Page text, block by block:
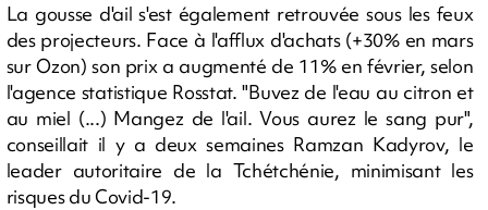
La gousse d'ail s'est également retrouvée sous les feux
des projecteurs. Face à l'afflux d'achats (+30% en mars
sur Ozon) son prix a augmenté de 11% en février, selon
l'agence statistique Rosstat. "Buvez de l'eau au citron et
au miel (...) Mangez de l'ail. Vous aurez le sang pur",
conseillait il y a deux semaines Ramzan Kadyrov, le
leader autoritaire de la Tchétchénie, minimisant les
risques du Covid-19.